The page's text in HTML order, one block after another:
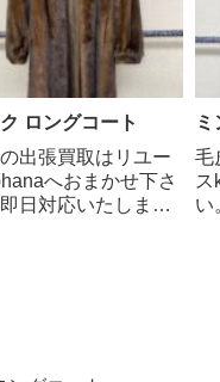
ロングコート
出張買取はリユー
へおまかせ下さ
日対応いたしま
毛
ス
い